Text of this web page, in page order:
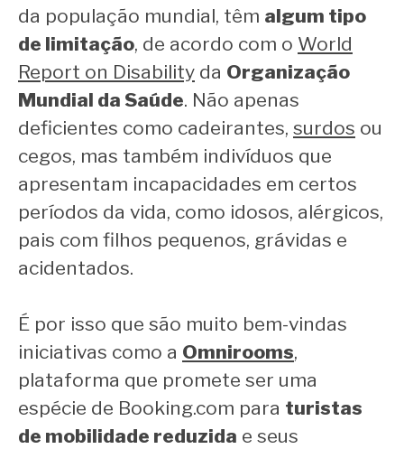
da população mundial, têm algum tipo
de limitação, de acordo com o World
Report on Disability da Organização
Mundial da Saúde. Não apenas
deficientes como cadeirantes, surdos ou
cegos, mas também indivíduos que
apresentam incapacidades em certos
períodos da vida, como idosos, alérgicos,
pais com filhos pequenos, grávidas e
acidentados.
É por isso que são muito bem-vindas
iniciativas como a Omnirooms,
plataforma que promete ser uma
espécie de Booking.com para turistas
de mobilidade reduzida e seus